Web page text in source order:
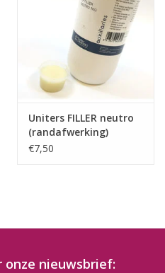
Uniters FILLER neutro
(randafwerking)
€7,50
onze nieuwsbrief: